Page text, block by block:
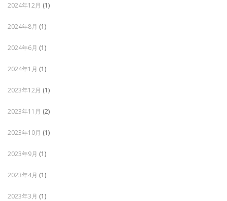
2024年12月 (1)
2024年8月 (1)
2024年6月 (1)
2024年1月 (1)
2023年12月 (1)
2023年11月 (2)
2023年10月 (1)
2023年9月 (1)
2023年4月 (1)
2023年3月 (1)